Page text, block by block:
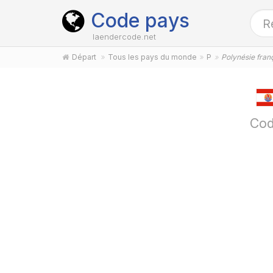
Code pays
laendercode.net
Départ Tous les pays du monde P Polynésie